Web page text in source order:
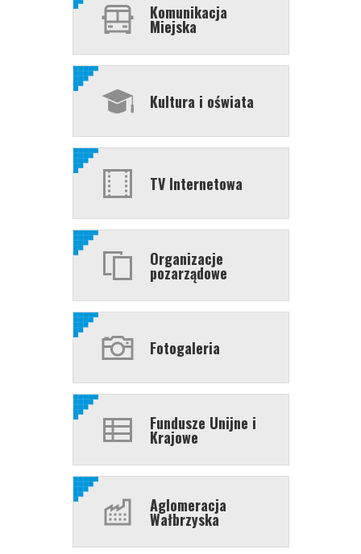
Komunikacja
Miejska
Kultura i oświata
TV Internetowa
Organizacje
pozarządowe
Fotogaleria
Fundusze Unijne i
Krajowe
Aglomeracja
Wałbrzyska